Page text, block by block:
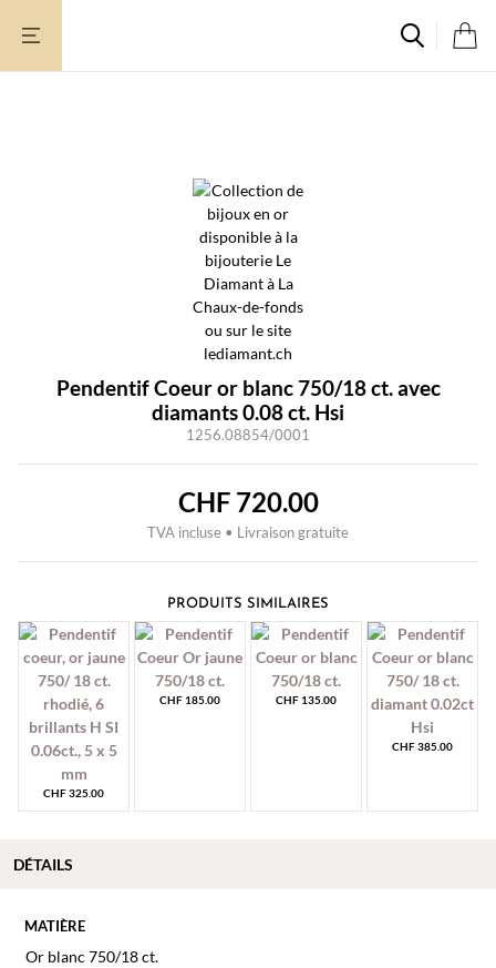
Pendentif Coeur or blanc 750/18 ct. avec
diamants 0.08 ct. Hsi
1256.08854/0001
CHF720.00
TVA incluse • Livraison gratuite
PRODUITS SIMILAIRES
CHF325.00
CHF 185.00 CHF 135.00
CHF385.00
MATIÈRE
Or blanc 750/18 ct.
DÉTAILS